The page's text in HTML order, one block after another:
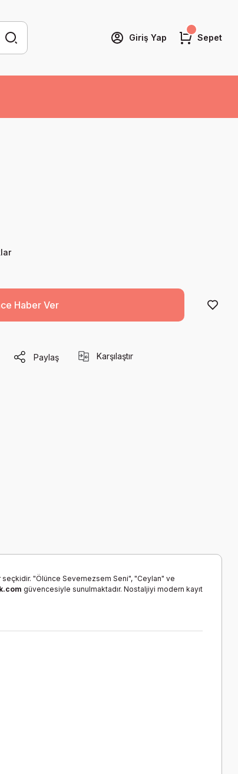
Giriş Yap Sepet
Haber Ver
Paylaş Karşılaştır
seçkidir. "Ölünce Sevemezsem Seni", "Ceylan" ve
güvencesiyle sunulmaktadır. Nostaljiyi modern kayıt